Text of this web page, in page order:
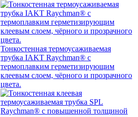
Тонкостенная термоусаживаемая
трубка IAKT Raychman® с
термоплавким герметизирующим
клеевым слоем, чёрного и прозрачного
цвета.